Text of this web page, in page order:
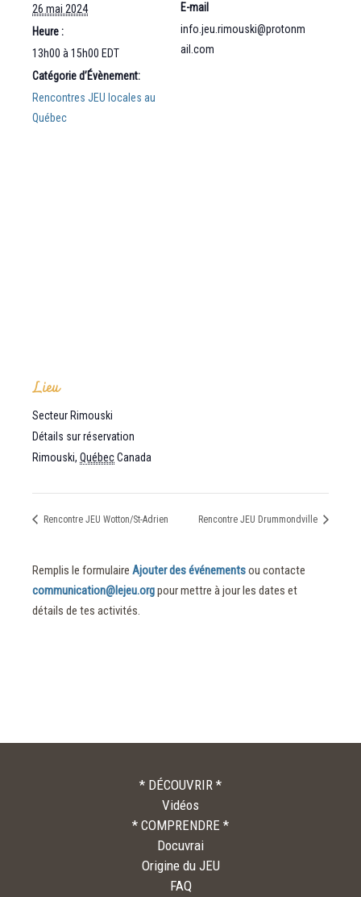
26 mai 2024
Heure :
13h00 à 15h00 EDT
Catégorie d’Évènement:
Rencontres JEU locales au
Québec
E-mail
info.jeu.rimouski@protonm
ail.com
Lieu
Secteur Rimouski
Détails sur réservation
Rimouski, QuébecCanada
Rencontre JEU Wotton/St-Adrien Rencontre JEU Drummondville
Remplis le formulaire Ajouter des événementsou contacte
communication@lejeu.orgpour mettre à jour les dates et
détails de tes activités.
* DÉCOUVRIR *
Vidéos
* COMPRENDRE *
Docuvrai
Origine du JEU
FAQ